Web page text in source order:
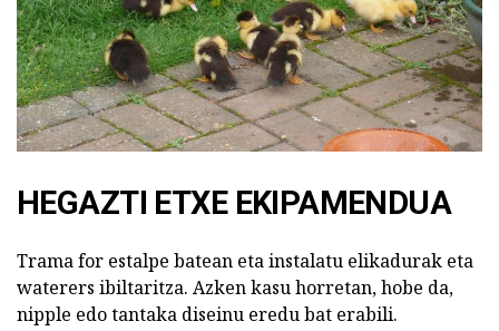
HEGAZTI ETXE EKIPAMENDUA
Trama for estalpe batean eta instalatu elikadurak eta
waterers ibiltaritza. Azken kasu horretan, hobe da,
nipple edo tantaka diseinu eredu bat erabili.